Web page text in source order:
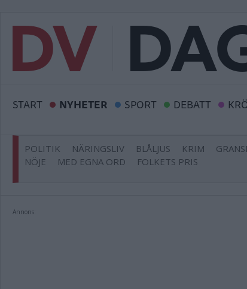
START NYHETER SPORT DEBATT
POLITIK NÄRINGSLIV BLÅLJUS KRIM
NÖJE
MED EGNA ORD FOLKETS PRIS
Annons: